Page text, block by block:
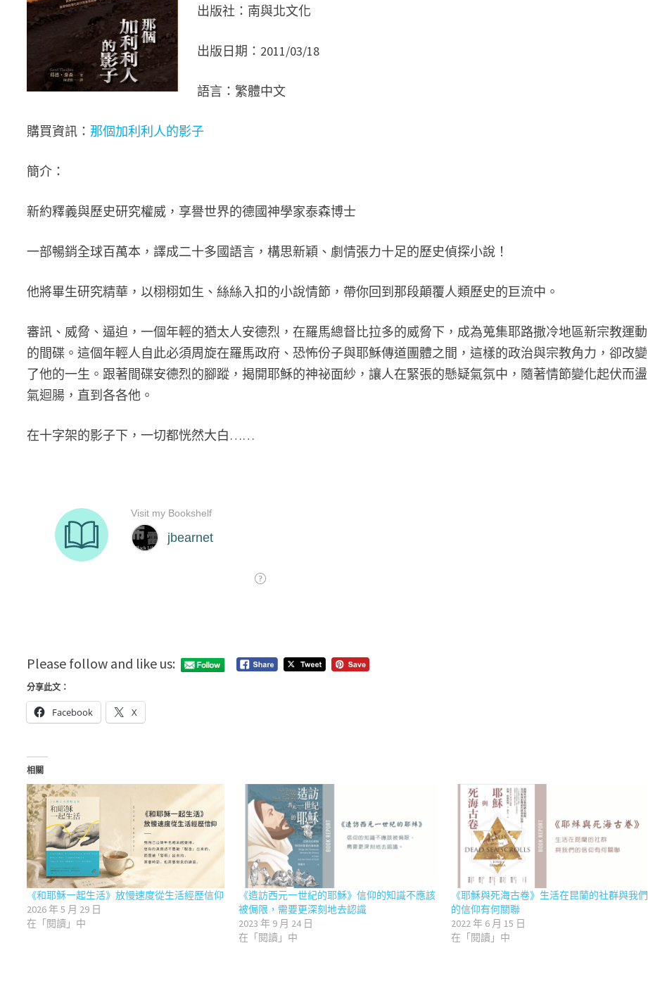
出版社：南與北文化
出版日期：2011/03/18
語言：繁體中文
購買資訊： 那個加利利人的影子
簡介：
新約釋義與歷史研究權威，享譽世界的德國神學家泰森博士
一部暢銷全球百萬本，譯成二十多國語言，構思新穎、劇情張力十足的歷史偵探小說！
他將畢生研究精華，以栩栩如生、絲絲入扣的小說情節，帶你回到那段顛覆人類歷史的巨流中。
審訊、威脅、逼迫，一個年輕的猶太人安德烈，在羅馬總督比拉多的威脅下，成為蒐集耶路撒冷地區新宗教運動
的間碟。這個年輕人自此必須周旋在羅馬政府、恐怖份子與耶穌傳道團體之間，這樣的政治與宗教角力，卻改變
了他的一生。跟著間碟安德烈的腳蹤，揭開耶穌的神祕面紗，讓人在緊張的懸疑氣氛中，隨著情節變化起伏而盪
氣迴腸，直到各各他。
在十字架的影子下，一切都恍然大白……
Please follow and like us:
分享此文：
Facebook X
相關
《和耶穌一起生活》放慢速度從生活經歷信仰
2026 年 5 月 29 日
在「閱讀」中
《造訪西元一世紀的耶穌》信仰的知識不應該
被侷限，需要更深刻地去認識
2023 年 9 月 24 日
在「閱讀」中
《耶穌與死海古卷》生活在昆蘭的社群與我們
的信仰有何關聯
2022 年 6 月 15 日
在「閱讀」中